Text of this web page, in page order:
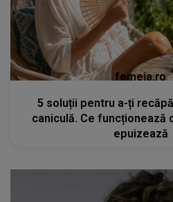
femeia.ro
5 soluții pentru a-ți
caniculă. Ce funcționează
epuizează